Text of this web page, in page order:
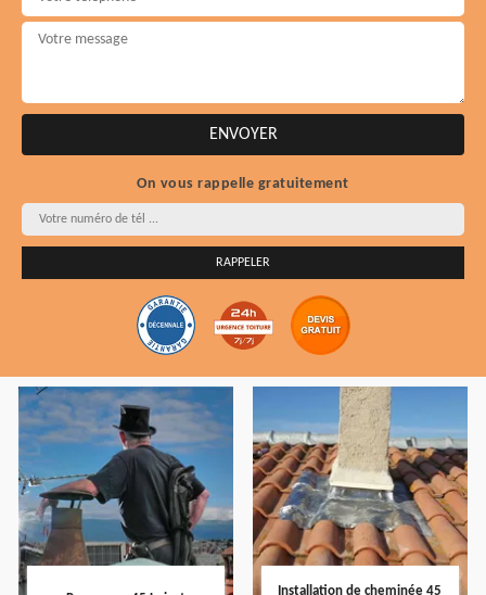
On vous rappelle gratuitement
Installation de cheminée 45